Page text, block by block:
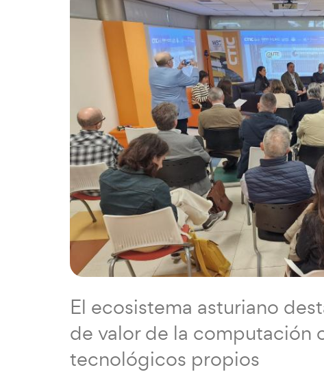
El ecosistema asturiano
de valor de la computación
tecnológicos propios